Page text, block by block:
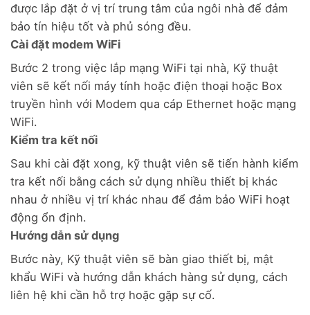
được lắp đặt ở vị trí trung tâm của ngôi nhà để đảm
bảo tín hiệu tốt và phủ sóng đều.
Cài đặt modem WiFi
Bước 2 trong việc lắp mạng WiFi tại nhà, Kỹ thuật
viên sẽ kết nối máy tính hoặc điện thoại hoặc Box
truyền hình với Modem qua cáp Ethernet hoặc mạng
WiFi.
Kiểm tra kết nối
Sau khi cài đặt xong, kỹ thuật viên sẽ tiến hành kiểm
tra kết nối bằng cách sử dụng nhiều thiết bị khác
nhau ở nhiều vị trí khác nhau để đảm bảo WiFi hoạt
động ổn định.
Hướng dẫn sử dụng
Bước này, Kỹ thuật viên sẽ bàn giao thiết bị, mật
khẩu WiFi và hướng dẫn khách hàng sử dụng, cách
liên hệ khi cần hỗ trợ hoặc gặp sự cố.